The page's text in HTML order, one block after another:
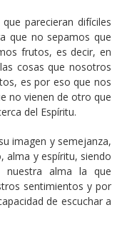
parecieran difíciles
que no sepamos que
frutos, es decir, en
cosas que nosotros
es por eso que nos
no vienen de otro que
del Espíritu.
imagen y semejanza,
alma y espíritu, siendo
nuestra alma la que
sentimientos y por
de escuchar a